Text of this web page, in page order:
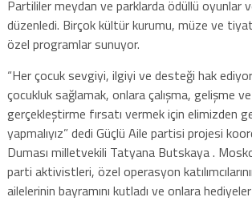
Partililer meydan ve parklarda ödüllü oyunlar
düzenledi. Birçok kültür kurumu, müze ve
özel programlar sunuyor.
“Her çocuk sevgiyi, ilgiyi ve desteği hak
çocukluk sağlamak, onlara çalışma, gelişme
gerçekleştirme fırsatı vermek için elimizden
yapmalıyız” dedi Güçlü Aile partisi projesi
Duması milletvekili Tatyana Butskaya .
parti aktivistleri, özel operasyon
ailelerinin bayramını kutladı ve onlara